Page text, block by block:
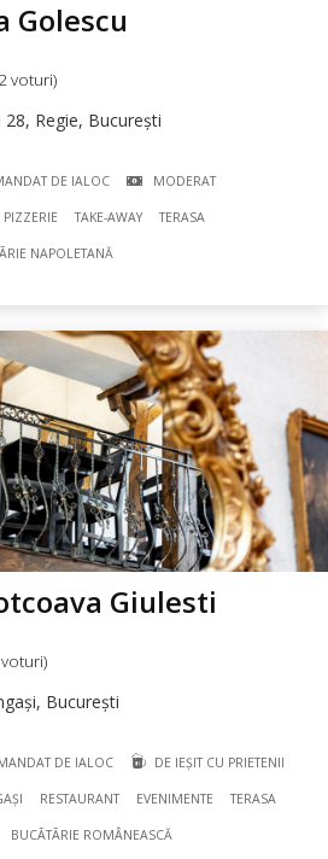
Golescu
voturi)
Regie, București
DE IALOC MODERAT
PIZZERIE TAKE-AWAY TERASA
NAPOLETANĂ
Giulesti
București
DE IALOC DE IEȘIT CU PRIETENII
RESTAURANT EVENIMENTE TERASA
BUCÃTÃRIE ROMÂNEASCĂ